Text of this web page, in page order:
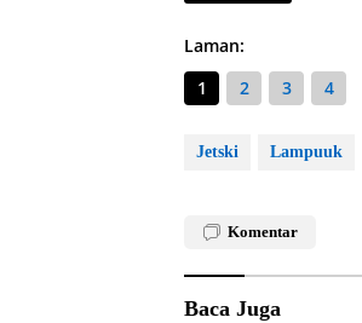
Laman:
1
2 3 4
Jetski Lampuuk
Komentar
Baca Juga